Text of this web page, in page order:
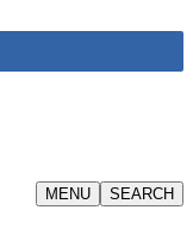
SEARCH
MENU